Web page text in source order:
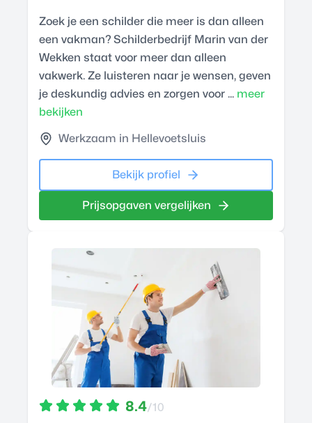
Zoek je een schilder die meer is dan alleen
een vakman? Schilderbedrijf Marin van der
Wekken staat voor meer dan alleen
vakwerk. Ze luisteren naar je wensen, geven
je deskundig advies en zorgen voor ... meer
bekijken
Werkzaam in Hellevoetsluis
Bekijk profiel
Prijsopgaven vergelijken
8.4/10